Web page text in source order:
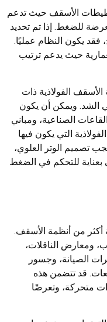
الأسقف حيث تدعم
للضغط. إذا تم تحديد
فقد يكون النظام عمليًا.
حيث يدعم ترتيب
الفولاذية ذات
الشد. ويمكن أن يكون
الصناعية، ومباني
التي يكون فيها
تصميم الوتر العلوي،
بعناية للتحكم في الضغط
أكثر من أنظمة الأسقف.
ومعارض الناقلات،
الصيانة، وجسور
قد تتضمن هذه
متحركة، وتعرضًا